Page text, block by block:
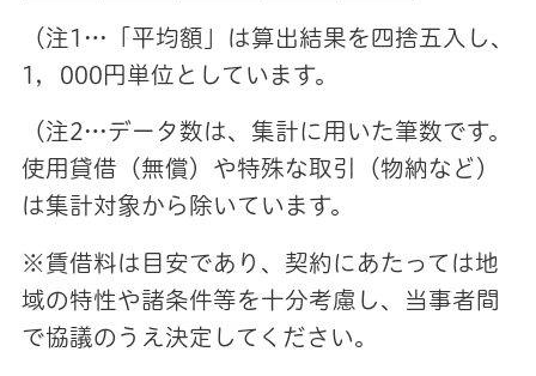
（注1…「平均額」は算出結果を四捨五入し、
1，000円単位としています。
（注2…データ数は、集計に用いた筆数です。
使用貸借（無償）や特殊な取引（物納など）
は集計対象から除いています。
※賃借料は目安であり、契約にあたっては地
域の特性や諸条件等を十分考慮し、当事者間
で協議のうえ決定してください。